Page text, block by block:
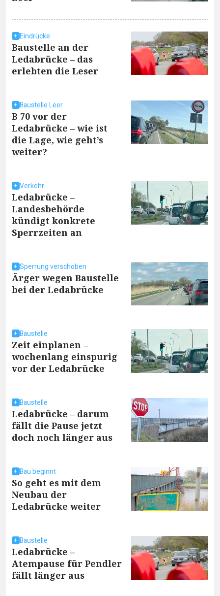
Eindrücke
Baustelle an der
Ledabrücke – das
erlebten die Leser
Baustelle Leer
B 70 vor der
Ledabrücke – wie ist
die Lage, wie geht’s
weiter?
Verkehr
Ledabrücke –
Landesbehörde
kündigt konkrete
Sperrzeiten an
Sperrung verschoben
Ärger wegen Baustelle
bei der Ledabrücke
Baustelle
Zeit einplanen –
wochenlang einspurig
vor der Ledabrücke
Baustelle
Ledabrücke – darum
fällt die Pause jetzt
doch noch länger aus
Bau beginnt
So geht es mit dem
Neubau der
Ledabrücke weiter
Baustelle
Ledabrücke –
Atempause für Pendler
fällt länger aus